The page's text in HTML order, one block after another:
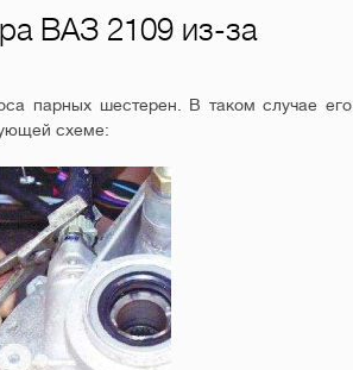
ВАЗ 2109 из-за
парных шестерен. В таком случае его
схеме: